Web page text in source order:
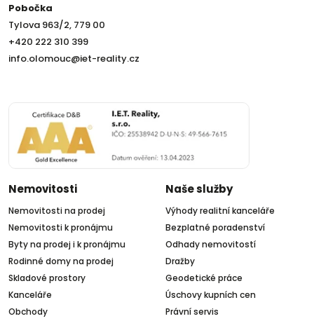
Pobočka
Tylova 963/2, 779 00
+420 222 310 399
info.olomouc@iet-reality.cz
Nemovitosti
Nemovitosti na prodej
Nemovitosti k pronájmu
Byty na prodej i k pronájmu
Rodinné domy na prodej
Skladové prostory
Kanceláře
Obchody
Naše služby
Výhody realitní kanceláře
Bezplatné poradenství
Odhady nemovitostí
Dražby
Geodetické práce
Úschovy kupních cen
Právní servis